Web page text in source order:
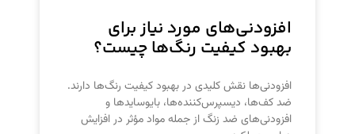
افزودنی‌های مورد نیاز برای
بهبود کیفیت رنگ‌ها چیست؟
افزودنی‌ها نقش کلیدی در بهبود کیفیت رنگ‌ها دارند.
ضد کف‌ها، دیسپرس‌کننده‌ها، بایوسایدها و
افزودنی‌های ضد زنگ از جمله مواد مؤثر در افزایش